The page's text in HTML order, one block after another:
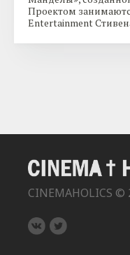
Проектом
Entertainment
CINEMAHOLICS ©